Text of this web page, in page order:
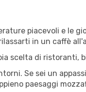
piacevoli e le
in un caffè
scelta di ristoranti,
Se sei un
paesaggi